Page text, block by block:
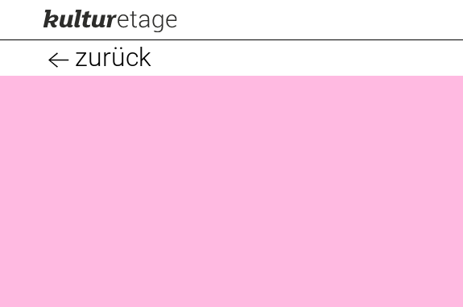
zurück